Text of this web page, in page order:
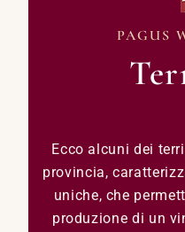
PAGUS
Ecco alcuni dei
provincia,
uniche, che
produzione di un